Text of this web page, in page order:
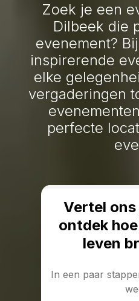
Zoek je een
Dilbeek die
evenement?
inspirerende
elke
vergaderingen
perfecte